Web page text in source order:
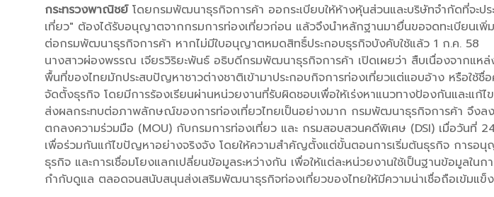
กระทรวงพาณิชย์โดยกรมพัฒนาธุรกิจการค้า ออกระเบียบให้ห้างหุ้นส่วนและบริษัทจำกัดที่จะป
เที่ยว" ต้องได้รับอนุญาตจากกรมการท่องเที่ยวก่อน แล้วจึงนำหลักฐานมายื่นขอจดทะเบียนเพิ่
ต่อกรมพัฒนาธุรกิจการค้า หากไม่มีใบอนุญาตหมดสิทธิ์ประกอบธุรกิจบังคับใช้แล้ว 1 ก.ค. 58
นางสาวผ่องพรรณ เจียรวิริยะพันธ์ อธิบดีกรมพัฒนาธุรกิจการค้า เปิดเผยว่า สืบเนื่องจากแห
พื้นที่ของไทยมักประสบปัญหาชาวต่างชาติเข้ามาประกอบกิจการท่องเที่ยวแต่แอบอ้าง หรือใช้ชื่อ
จัดตั้งธุรกิจ โดยมีการร้องเรียนผ่านหน่วยงานที่รับผิดชอบเพื่อให้เร่งหาแนวทางป้องกันและแก้
ส่งผลกระทบต่อภาพลักษณ์ของการท่องเที่ยวไทยเป็นอย่างมาก กรมพัฒนาธุรกิจการค้า จึงล
ตกลงความร่วมมือ (MOU) กับกรมการท่องเที่ยว และ กรมสอบสวนคดีพิเศษ (DSI) เมื่อวันที่
เพื่อร่วมกันแก้ไขปัญหาอย่างจริงจัง โดยให้ความสำคัญตั้งแต่ขั้นตอนการเริ่มต้นธุรกิจ การอนุ
ธุรกิจ และการเชื่อมโยงแลกเปลี่ยนข้อมูลระหว่างกัน เพื่อให้แต่ละหน่วยงานใช้เป็นฐานข้อมูลในก
กำกับดูแล ตลอดจนสนับสนุนส่งเสริมพัฒนาธุรกิจท่องเที่ยวของไทยให้มีความน่าเชื่อถือเข้มแข็